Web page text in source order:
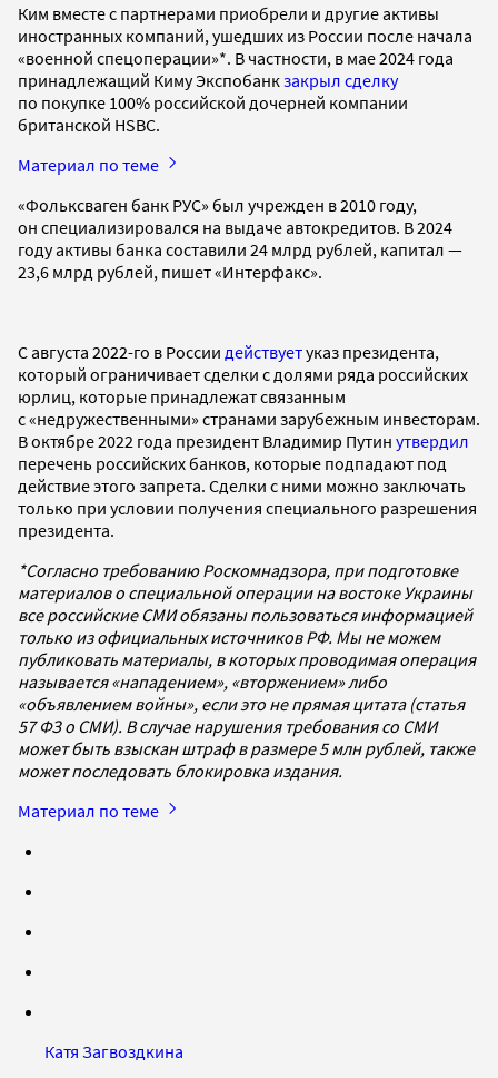
Ким вместе с партнерами приобрели и другие активы
иностранных компаний, ушедших из России после начала
«военной спецоперации»*. В частности, в мае 2024 года
принадлежащий Киму Экспобанкзакрыл сделку
по покупке 100% российской дочерней компании
британской HSBC.
Материал по теме
«Фольксваген банк РУС» был учрежден в 2010 году,
он специализировался на выдаче автокредитов. В 2024
году активы банка составили 24 млрд рублей, капитал —
23,6 млрд рублей, пишет «Интерфакс».
С августа 2022-го в России действуетуказ президента,
который ограничивает сделки с долями ряда российских
юрлиц, которые принадлежат связанным
с «недружественными» странами зарубежным инвесторам.
В октябре 2022 года президент Владимир Путин утвердил
перечень российских банков, которые подпадают под
действие этого запрета. Сделки с ними можно заключать
только при условии получения специального разрешения
президента.
*Согласно требованию Роскомнадзора, при подготовке
материалов о специальной операции на востоке Украины
все российские СМИ обязаны пользоваться информацией
только из официальных источников РФ. Мы не можем
публиковать материалы, в которых проводимая операция
называется «нападением», «вторжением» либо
«объявлением войны», если это не прямая цитата (статья
57 ФЗ о СМИ). В случае нарушения требования со СМИ
может быть взыскан штраф в размере 5 млн рублей, также
может последовать блокировка издания.
Материал по теме
Катя Загвоздкина